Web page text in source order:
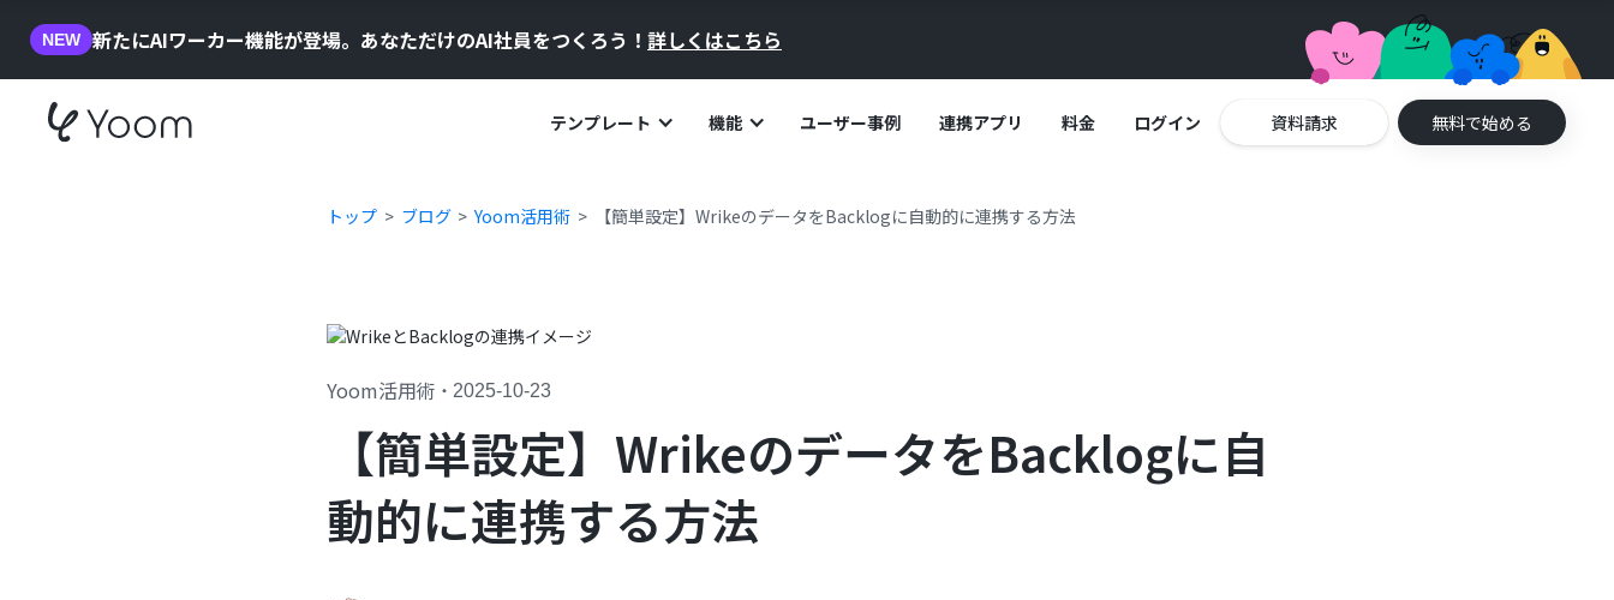
NEW 新たにAIワーカー機能が登場。あなただけのAI社員をつくろう！ 詳しくはこちら
テンプレート 機能 ユーザー事例 連携アプリ 料金 ログイン 資料請求 無料で始める
トップ ブログ Yoom活用術 【簡単設定】WrikeのデータをBacklogに自動的に連携する方法
Yoom活用術 ・ 2025-10-23
【簡単設定】WrikeのデータをBacklogに自
動的に連携する方法